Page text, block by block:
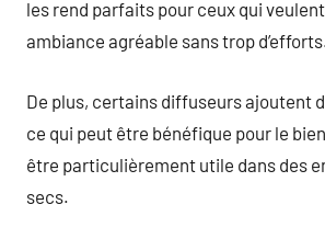
les rend parfaits pour ceux qui
ambiance agréable sans trop
De plus, certains diffuseurs ajoutent
ce qui peut être bénéfique pour le
être particulièrement utile dans des
secs.